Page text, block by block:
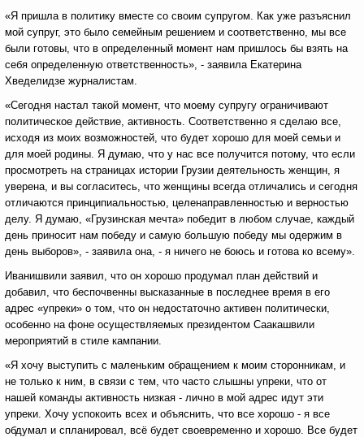
«Я пришла в политику вместе со своим супругом. Как уже разъяснил
мой супруг, это было семейным решением и соответственно, мы все
были готовы, что в определенный момент нам пришлось бы взять на
себя определенную ответственность», - заявила Екатерина
Хведелидзе журналистам.
«Сегодня настал такой момент, что моему супругу ограничивают
политическое действие, активность. Соответственно я сделаю все,
исходя из моих возможностей, что будет хорошо для моей семьи и
для моей родины. Я думаю, что у нас все получится потому, что если
просмотреть на страницах истории Грузии деятельность женщин, я
уверена, и вы согласитесь, что женщины всегда отличались и сегодня
отличаются принципиальностью, целенаправленностью и верностью
делу. Я думаю, «Грузинская мечта» победит в любом случае, каждый
день приносит нам победу и самую большую победу мы одержим в
день выборов», - заявила она, - я ничего не боюсь и готова ко всему».
Иванишвили заявил, что он хорошо продумал план действий и
добавил, что беспочвенны высказанные в последнее время в его
адрес «упреки» о том, что он недостаточно активен политически,
особенно на фоне осуществляемых президентом Саакашвили
мероприятий в стиле кампании.
«Я хочу выступить с маленьким обращением к моим сторонникам, и
не только к ним, в связи с тем, что часто слышны упреки, что от
нашей команды активность низкая - лично в мой адрес идут эти
упреки. Хочу успокоить всех и объяснить, что все хорошо - я все
обдумал и спланировал, всё будет своевременно и хорошо. Все будет